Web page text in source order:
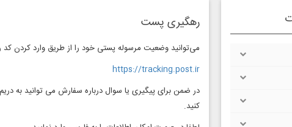
رهگیری پست
می‌توانید وضعیت مرسوله پستی خود را از طریق وارد
https://tracking.post.ir
در ضمن برای پیگیری یا سوال درباره سفارش می توانید به
کنید.